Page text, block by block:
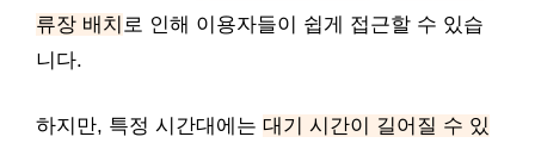
류장 배치 로 인해 이용자들이 쉽게 접근할 수 있습
니다.
하지만, 특정 시간대에는 대기 시간이 길어질 수 있